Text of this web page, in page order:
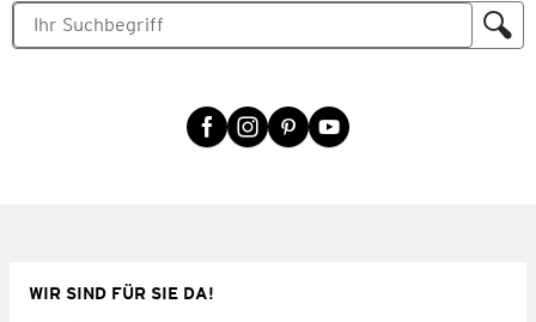
WIR SIND FÜR SIE DA!